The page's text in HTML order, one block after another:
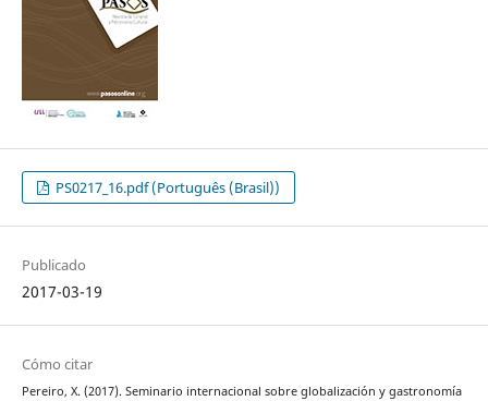
PS0217_16.pdf (Português (Brasil))
Publicado
2017-03-19
Cómo citar
Pereiro, X. (2017). Seminario internacional sobre globalización y gastronomía